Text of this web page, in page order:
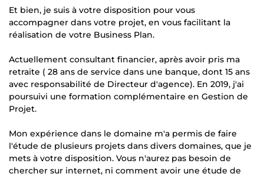
Et bien, je suis à votre disposition pour vous
accompagner dans votre projet, en vous facilitant la
réalisation de votre Business Plan.
Actuellement consultant financier, après avoir pris ma
retraite ( 28 ans de service dans une banque, dont 15 ans
avec responsabilité de Directeur d'agence). En 2019, j'ai
poursuivi une formation complémentaire en Gestion de
Projet.
Mon expérience dans le domaine m'a permis de faire
l'étude de plusieurs projets dans divers domaines, que je
mets à votre disposition. Vous n'aurez pas besoin de
chercher sur internet, ni comment avoir une étude de